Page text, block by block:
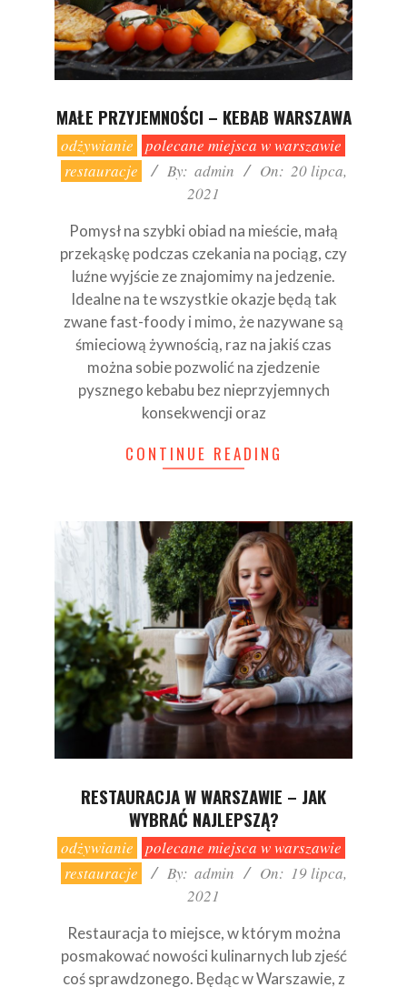
MAŁE PRZYJEMNOŚCI – KEBAB WARSZAWA
2021-
07-
20
odżywianie
polecane miejsca w warszawie
restauracje
By: admin On: 20 lipca,
2021
Pomysł na szybki obiad na mieście, małą
przekąskę podczas czekania na pociąg, czy
luźne wyjście ze znajomimy na jedzenie.
Idealne na te wszystkie okazje będą tak
zwane fast-foody i mimo, że nazywane są
śmieciową żywnością, raz na jakiś czas
można sobie pozwolić na zjedzenie
pysznego kebabu bez nieprzyjemnych
konsekwencji oraz
CONTINUE READING
RESTAURACJA W WARSZAWIE – JAK
WYBRAĆ NAJLEPSZĄ?
2021-
07-
19
odżywianie
polecane miejsca w warszawie
restauracje
By: admin On: 19 lipca,
2021
Restauracja to miejsce, w którym można
posmakować nowości kulinarnych lub zjeść
coś sprawdzonego. Będąc w Warszawie, z